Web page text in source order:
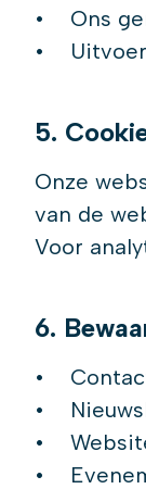
• Ons
•
5.
Onze
van de
Voor
6.
•
•
•
•